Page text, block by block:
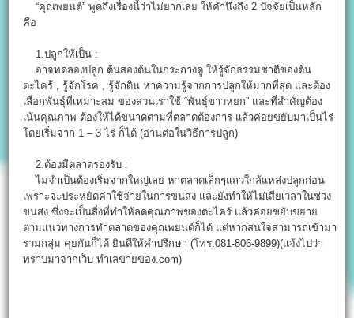
“คุณพยนต์” พูดถึงเรื่องนี้ว่าไม่ยากเลย ให้คำนึงถึง 2 ปัจจัยเป็นหลัก
คือ
1.ปลูกให้เป็น :
อาจทดลองปลูก ต้นสองต้นในกระถางดู ให้รู้จักธรรมชาติของต้น
ตะไคร้ , รู้จักโรค , รู้จักดิน หาความรู้จากการปลูกให้มากที่สุด และต้อง
เลือกพันธุ์ที่เหมาะสม ของสวนเราใช้ “พันธุ์ขาวหยก” และที่สำคัญต้อง
เน้นคุณภาพ ต้องให้ได้ขนาดตามที่ตลาดต้องการ แล้วค่อยขยับมาเป็นไร่
โดยเริ่มจาก 1 – 3 ไร่ ก็ได้ (อ่านต่อในวิธีการปลูก)
2.ต้องมีตลาดรองรับ :
ไม่จำเป็นต้องเริ่มจากใหญ่เลย หาตลาดเล็กๆแถวใกล้แหล่งปลูกก่อน
เพราะจะประหยัดค่าใช้จ่ายในการขนส่ง และยังทำให้ไม่เสียเวลาในช่วง
ขนส่ง ซึ่งจะเป็นสิ่งที่ทำให้ลดคุณภาพของตะไคร้ แล้วค่อยขยับขยาย
ตามแนวทางการทำตลาดของคุณพยนต์ก็ได้ แต่หากสนใจสามารถเข้ามา
รวมกลุ่ม คุยกันก็ได้ ยินดีให้คำปรึกษา (โทร.081-806-9899)(แจ้งไปว่า
ทราบมาจากเว็บ ทำเลขายของ.com)